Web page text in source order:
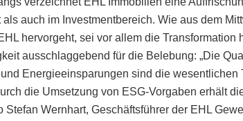
auch im Investmentbereich. Wie aus dem
hervorgeht, sei vor allem die
ausschlaggebend für die Belebung: „Die
Energieeinsparungen sind die wesentlichen
die Umsetzung von ESG-Vorgaben erhält
Stefan Wernhart, Geschäftsführer der EHL